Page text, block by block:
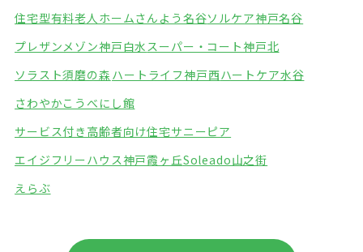
住宅型有料老人ホームさんよう名谷ソルケア神戸名谷
プレザンメゾン神戸白水 スーパー・コート神戸北
ソラスト須磨の森 ハートライフ神戸西ハートケア水谷
さわやかこうべにし館
サービス付き高齢者向け住宅サニーピア
エイジフリーハウス神戸霞ヶ丘Soleado山之街
えらぶ